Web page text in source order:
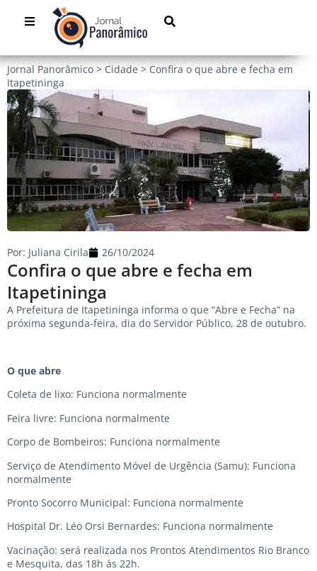
Jornal Panorâmico > Cidade > Confira o que abre e fecha em
Itapetininga
Confira o que abre e fecha em
Itapetininga
Por: Juliana Cirila 26/10/2024
A Prefeitura de Itapetininga informa o que “Abre e Fecha” na
próxima segunda-feira, dia do Servidor Público, 28 de outubro.
O que abre
Coleta de lixo: Funciona normalmente
Feira livre: Funciona normalmente
Corpo de Bombeiros: Funciona normalmente
Serviço de Atendimento Móvel de Urgência (Samu): Funciona
normalmente
Pronto Socorro Municipal: Funciona normalmente
Hospital Dr. Léo Orsi Bernardes: Funciona normalmente
Vacinação: será realizada nos Prontos Atendimentos Rio Branco
e Mesquita, das 18h às 22h.